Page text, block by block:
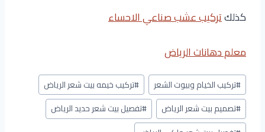
كذلكتركيب عشب صناعي الاحساء
معلم دهانات الرياض
وسوم
المقال:
#تركيب الخيام وبيوت الشعر #تركيب خيمه بيت شعر الرياض
#تصميم بيت شعر الرياض #تفصيل بيت شعر حديد الرياض